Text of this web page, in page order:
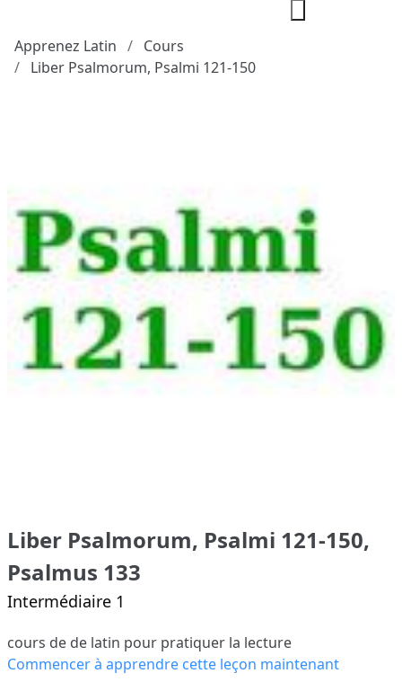
Apprenez Latin
Cours
Liber Psalmorum, Psalmi 121-150
Liber Psalmorum, Psalmi 121-150,
Psalmus 133
Intermédiaire 1
cours de de latin pour pratiquer la lecture
Commencer à apprendre cette leçon maintenant